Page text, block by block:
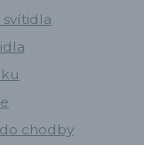
chodby